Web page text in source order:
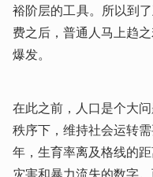
裕阶层的工具。所以到
费之后，普通人马上趋
爆发。
在此之前，人口是个大
秩序下，维持社会运转
年，生育率离及格线的